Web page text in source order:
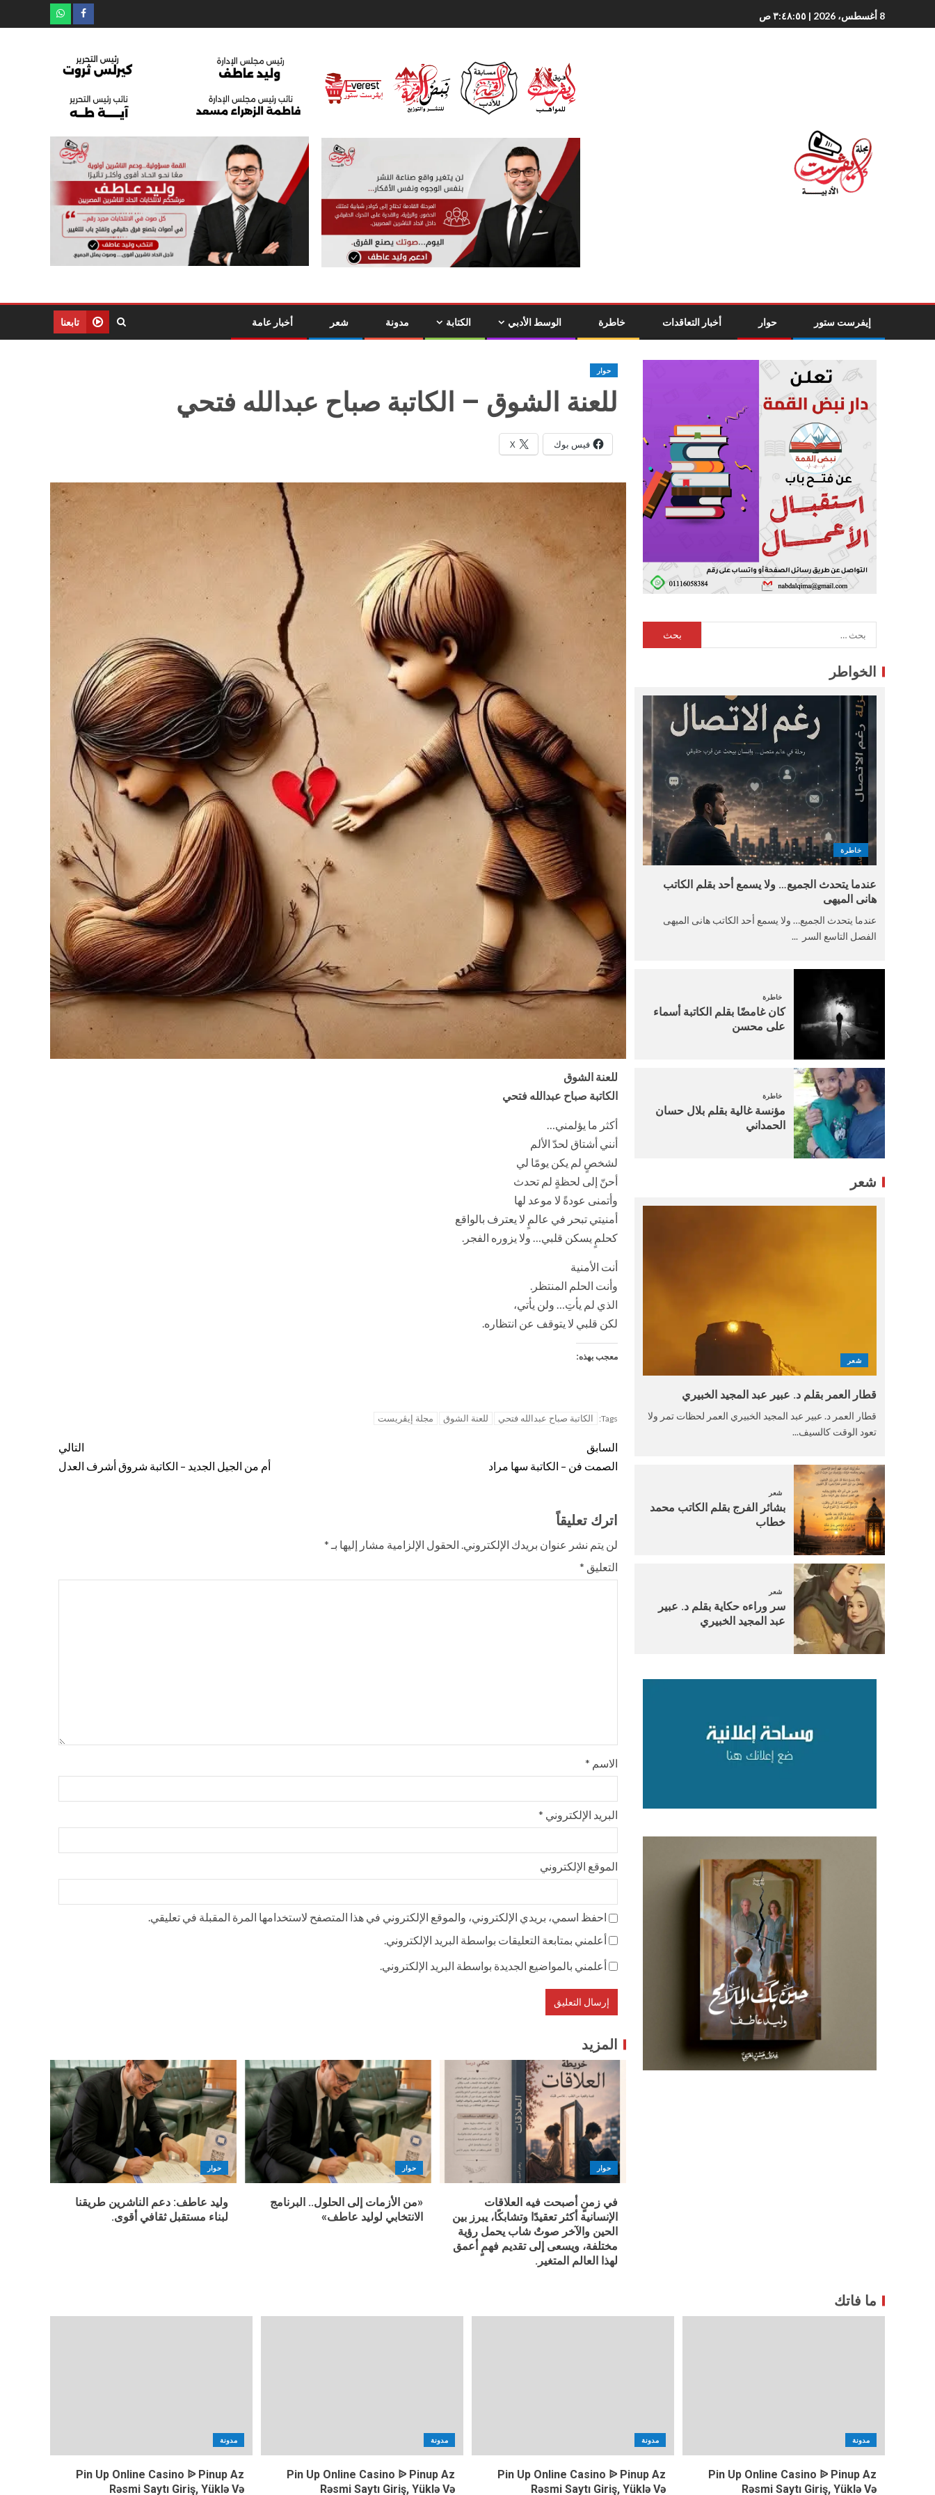
8 أغسطس، 2026 | ٣:٤٨:٥٦ ص
إيفرست ستور حوار أخبار التعاقدات خاطرة الوسط الأدبي الكتابة مدونة شعر أخبار عامة تابعنا
حوار
للعنة الشوق – الكاتبة صباح عبدالله فتحي
فيس بوك X
للعنة الشوق
الكاتبة صباح عبدالله فتحي
أكثر ما يؤلمني…
أنني أشتاق لحدّ الألم
لشخصٍ لم يكن يومًا لي
أحنّ إلى لحظةٍ لم تحدث
وأتمنى عودةً لا موعد لها
أمنيتي تبحر في عالمٍ لا يعترف بالواقع
كحلمٍ يسكن قلبي… ولا يزوره الفجر.
أنت الأمنية
وأنت الحلم المنتظر.
الذي لم يأتِ… ولن يأتي،
لكن قلبي لا يتوقف عن انتظاره.
معجب بهذه:
Tags: الكاتبة صباح عبدالله فتحي للعنة الشوق مجلة إيڤريست
السابق
الصمت فن – الكاتبة سها مراد
التالي
أم من الجيل الجديد – الكاتبة شروق أشرف العدل
اترك تعليقاً
لن يتم نشر عنوان بريدك الإلكتروني. الحقول الإلزامية مشار إليها بـ *
التعليق *
الاسم *
البريد الإلكتروني *
الموقع الإلكتروني
احفظ اسمي، بريدي الإلكتروني، والموقع الإلكتروني في هذا المتصفح لاستخدامها المرة المقبلة في تعليقي.
أعلمني بمتابعة التعليقات بواسطة البريد الإلكتروني.
أعلمني بالمواضيع الجديدة بواسطة البريد الإلكتروني.
المزيد
حوار
في زمنٍ أصبحت فيه العلاقات
الإنسانية أكثر تعقيدًا وتشابكًا، يبرز بين
الحين والآخر صوتٌ شاب يحمل رؤية
مختلفة، ويسعى إلى تقديم فهمٍ أعمق
لهذا العالم المتغير.
حوار
«من الأزمات إلى الحلول.. البرنامج
الانتخابي لوليد عاطف»
حوار
وليد عاطف: دعم الناشرين طريقنا
لبناء مستقبل ثقافي أقوى.
الخواطر
خاطرة
عندما يتحدث الجميع… ولا يسمع أحد بقلم الكاتب
هانى الميهى
عندما يتحدث الجميع… ولا يسمع أحد الكاتب هانى الميهى
الفصل التاسع السر ...
خاطرة
كان غامضًا بقلم الكاتبة أسماء
على محسن
خاطرة
مؤنسة غالية بقلم بلال حسان
الحمداني
شعر
شعر
قطار العمر بقلم د. عبير عبد المجيد الخبيري
قطار العمر د. عبير عبد المجيد الخبيري العمر لحظات تمر ولا
تعود الوقت كالسيف...
شعر
بشائر الفرج بقلم الكاتب محمد
خطاب
شعر
سر وراءه حكاية بقلم د. عبير
عبد المجيد الخبيري
ما فاتك
مدونة
Pin Up Online Casino ᐉ Pinup Az
Rəsmi Saytı Giriş, Yüklə Və
مدونة
Pin Up Online Casino ᐉ Pinup Az
Rəsmi Saytı Giriş, Yüklə Və
مدونة
Pin Up Online Casino ᐉ Pinup Az
Rəsmi Saytı Giriş, Yüklə Və
مدونة
Pin Up Online Casino ᐉ Pinup Az
Rəsmi Saytı Giriş, Yüklə Və